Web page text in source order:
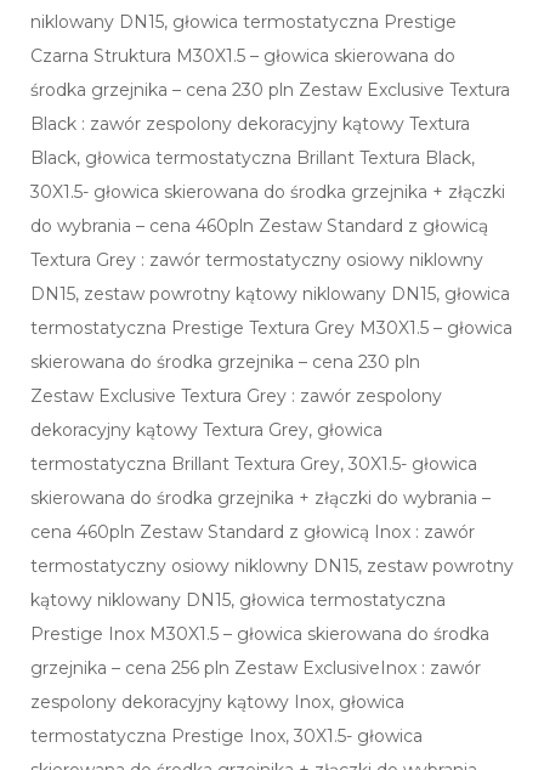
niklowany DN15, głowica termostatyczna Prestige
Czarna Struktura M30X1.5 – głowica skierowana do
środka grzejnika – cena 230 pln Zestaw Exclusive Textura
Black : zawór zespolony dekoracyjny kątowy Textura
Black, głowica termostatyczna Brillant Textura Black,
30X1.5- głowica skierowana do środka grzejnika + złączki
do wybrania – cena 460pln Zestaw Standard z głowicą
Textura Grey : zawór termostatyczny osiowy niklowny
DN15, zestaw powrotny kątowy niklowany DN15, głowica
termostatyczna Prestige Textura Grey M30X1.5 – głowica
skierowana do środka grzejnika – cena 230 pln
Zestaw Exclusive Textura Grey : zawór zespolony
dekoracyjny kątowy Textura Grey, głowica
termostatyczna Brillant Textura Grey, 30X1.5- głowica
skierowana do środka grzejnika + złączki do wybrania –
cena 460pln Zestaw Standard z głowicą Inox : zawór
termostatyczny osiowy niklowny DN15, zestaw powrotny
kątowy niklowany DN15, głowica termostatyczna
Prestige Inox M30X1.5 – głowica skierowana do środka
grzejnika – cena 256 pln Zestaw ExclusiveInox : zawór
zespolony dekoracyjny kątowy Inox, głowica
termostatyczna Prestige Inox, 30X1.5- głowica